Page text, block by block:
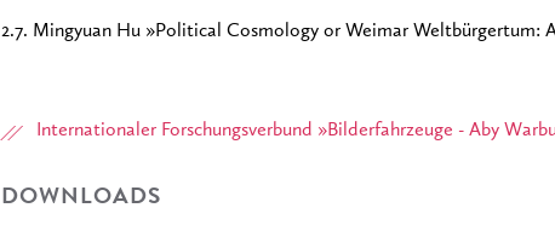
2.7. Mingyuan Hu »Political Cosmology or Weimar Weltbürgertum:
Internationaler Forschungsverbund »Bilderfahrzeuge - Aby
DOWNLOADS